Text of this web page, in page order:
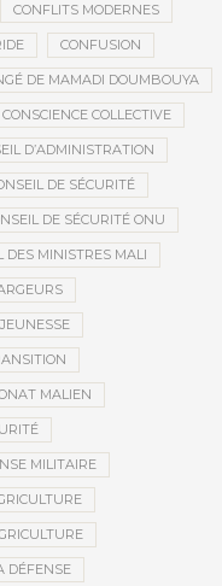
CONFLITS MODERNES
CONFUSION
DE MAMADI DOUMBOUYA
CONSCIENCE COLLECTIVE
D’ADMINISTRATION
DE SÉCURITÉ
DE SÉCURITÉ ONU
DES MINISTRES MALI
MALIEN
MILITAIRE
DÉFENSE